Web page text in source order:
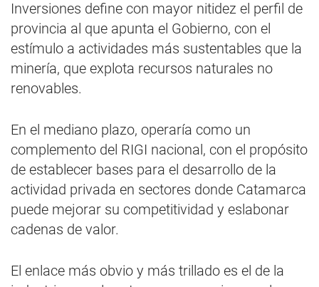
Inversiones define con mayor nitidez el perfil de
provincia al que apunta el Gobierno, con el
estímulo a actividades más sustentables que la
minería, que explota recursos naturales no
renovables.
En el mediano plazo, operaría como un
complemento del RIGI nacional, con el propósito
de establecer bases para el desarrollo de la
actividad privada en sectores donde Catamarca
puede mejorar su competitividad y eslabonar
cadenas de valor.
El enlace más obvio y más trillado es el de la